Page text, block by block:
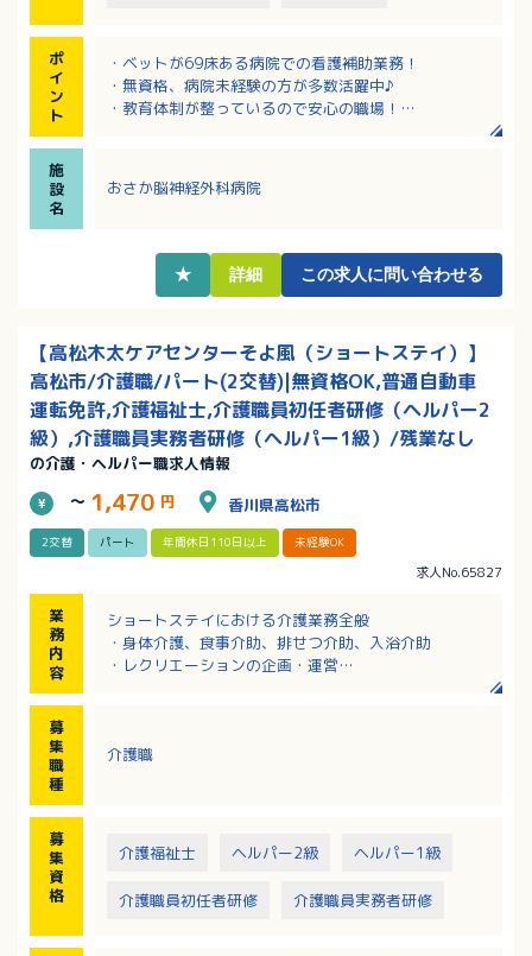
ポ
イ
ン
ト
・ベットが69床ある病院での看護補助業務！
・無資格、病院未経験の方が多数活躍中♪
・教育体制が整っているので安心の職場！
施
設
名
おさか脳神経外科病院
★ 詳細 この求人に問い合わせる
【高松木太ケアセンターそよ風（ショートステイ）】
高松市/介護職/パート(2交替)|無資格OK,普通自動車
運転免許,介護福祉士,介護職員初任者研修（ヘルパー2
級）,介護職員実務者研修（ヘルパー1級）/残業なし
の介護・ヘルパー職求人情報
～ 1,470 円 香川県高松市
2交替 パート 年間休日110日以上 未経験OK
求人No.65827
業
務
内
容
ショートステイにおける介護業務全般
・身体介護、食事介助、排せつ介助、入浴介助
・レクリエーションの企画・運営
募
集
職
種
介護職
募
集
資
格
介護福祉士 ヘルパー2級 ヘルパー1級
介護職員初任者研修 介護職員実務者研修